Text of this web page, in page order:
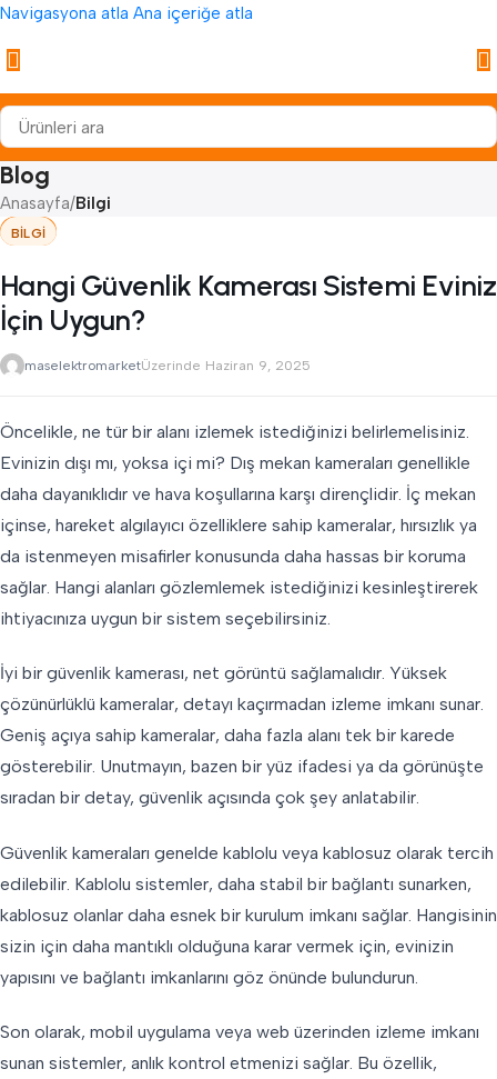
Navigasyona atla Ana içeriğe atla
Blog
Anasayfa/Bilgi
BILGI
Hangi Güvenlik Kamerası Sistemi Eviniz
İçin Uygun?
maselektromarketÜzerinde Haziran 9, 2025
Öncelikle, ne tür bir alanı izlemek istediğinizi belirlemelisiniz.
Evinizin dışı mı, yoksa içi mi? Dış mekan kameraları genellikle
daha dayanıklıdır ve hava koşullarına karşı dirençlidir. İç mekan
içinse, hareket algılayıcı özelliklere sahip kameralar, hırsızlık ya
da istenmeyen misafirler konusunda daha hassas bir koruma
sağlar. Hangi alanları gözlemlemek istediğinizi kesinleştirerek
ihtiyacınıza uygun bir sistem seçebilirsiniz.
İyi bir güvenlik kamerası, net görüntü sağlamalıdır. Yüksek
çözünürlüklü kameralar, detayı kaçırmadan izleme imkanı sunar.
Geniş açıya sahip kameralar, daha fazla alanı tek bir karede
gösterebilir. Unutmayın, bazen bir yüz ifadesi ya da görünüşte
sıradan bir detay, güvenlik açısında çok şey anlatabilir.
Güvenlik kameraları genelde kablolu veya kablosuz olarak tercih
edilebilir. Kablolu sistemler, daha stabil bir bağlantı sunarken,
kablosuz olanlar daha esnek bir kurulum imkanı sağlar. Hangisinin
sizin için daha mantıklı olduğuna karar vermek için, evinizin
yapısını ve bağlantı imkanlarını göz önünde bulundurun.
Son olarak, mobil uygulama veya web üzerinden izleme imkanı
sunan sistemler, anlık kontrol etmenizi sağlar. Bu özellik,